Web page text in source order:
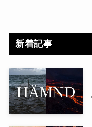
新着記事